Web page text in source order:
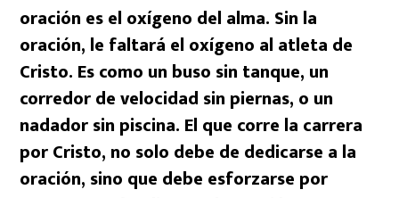
oración es el oxígeno del alma. Sin la
oración, le faltará el oxígeno al atleta de
Cristo. Es como un buso sin tanque, un
corredor de velocidad sin piernas, o un
nadador sin piscina. El que corre la carrera
por Cristo, no solo debe de dedicarse a la
oración, sino que debe esforzarse por